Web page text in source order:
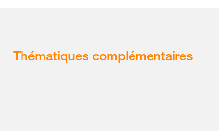
Thématiques complémentaires